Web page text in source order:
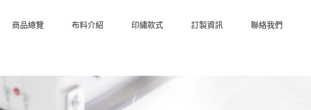
商品總覽 布料介紹 印繡款式 訂製資訊 聯絡我們